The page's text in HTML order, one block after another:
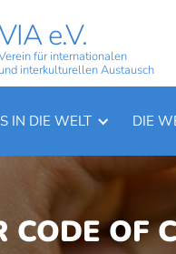
CODE OF
e.V.
für internationalen
und interkulturellen Austausch
IN DIE WELT DIE